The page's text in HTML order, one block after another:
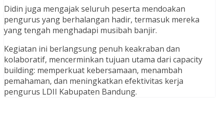
Didin juga mengajak seluruh peserta mendoakan
pengurus yang berhalangan hadir, termasuk mereka
yang tengah menghadapi musibah banjir.
Kegiatan ini berlangsung penuh keakraban dan
kolaboratif, mencerminkan tujuan utama dari capacity
building: memperkuat kebersamaan, menambah
pemahaman, dan meningkatkan efektivitas kerja
pengurus LDII Kabupaten Bandung.